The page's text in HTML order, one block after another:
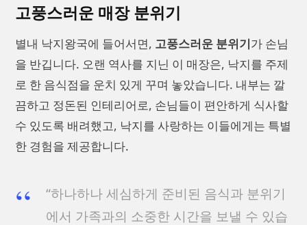
고풍스러운 매장 분위기
별내 낙지왕국에 들어서면, 고풍스러운 분위기가 손님
을 반깁니다. 오랜 역사를 지닌 이 매장은, 낙지를 주제
로 한 음식점을 운치 있게 꾸며 놓았습니다. 내부는 깔
끔하고 정돈된 인테리어로, 손님들이 편안하게 식사할
수 있도록 배려했고, 낙지를 사랑하는 이들에게는 특별
한 경험을 제공합니다.
“하나하나 세심하게 준비된 음식과 분위기
에서 가족과의 소중한 시간을 보낼 수 있습